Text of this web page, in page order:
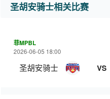
圣胡安骑士相关比赛
菲MPBL
2026-06-05 18:00
圣胡安骑士 VS